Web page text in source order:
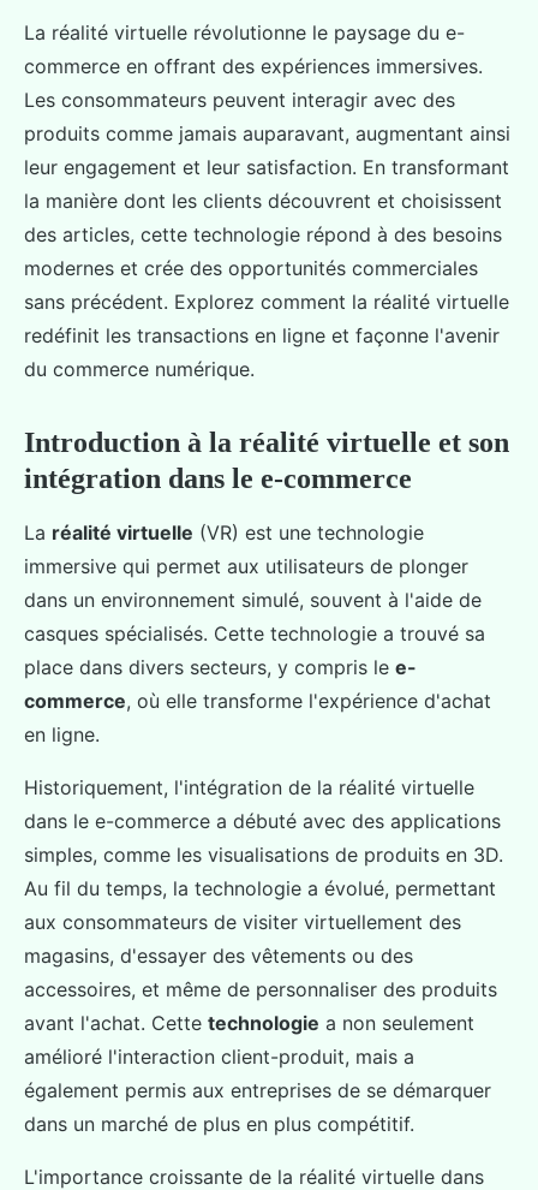
La réalité virtuelle révolutionne le paysage du e-
commerce en offrant des expériences immersives.
Les consommateurs peuvent interagir avec des
produits comme jamais auparavant, augmentant ainsi
leur engagement et leur satisfaction. En transformant
la manière dont les clients découvrent et choisissent
des articles, cette technologie répond à des besoins
modernes et crée des opportunités commerciales
sans précédent. Explorez comment la réalité virtuelle
redéfinit les transactions en ligne et façonne l'avenir
du commerce numérique.
Introduction à la réalité virtuelle et son
intégration dans le e-commerce
La réalité virtuelle (VR) est une technologie
immersive qui permet aux utilisateurs de plonger
dans un environnement simulé, souvent à l'aide de
casques spécialisés. Cette technologie a trouvé sa
place dans divers secteurs, y compris le e-
commerce, où elle transforme l'expérience d'achat
en ligne.
Historiquement, l'intégration de la réalité virtuelle
dans le e-commerce a débuté avec des applications
simples, comme les visualisations de produits en 3D.
Au fil du temps, la technologie a évolué, permettant
aux consommateurs de visiter virtuellement des
magasins, d'essayer des vêtements ou des
accessoires, et même de personnaliser des produits
avant l'achat. Cette technologie a non seulement
amélioré l'interaction client-produit, mais a
également permis aux entreprises de se démarquer
dans un marché de plus en plus compétitif.
L'importance croissante de la réalité virtuelle dans